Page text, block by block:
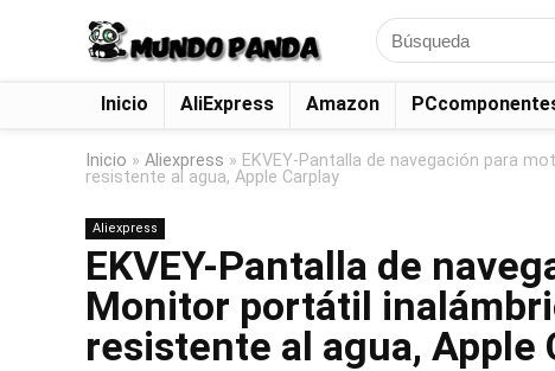
Search
for:
Inicio AliExpress Amazon
Inicio » Aliexpress » EKVEY-Pantalla de navegación para
resistente al agua, Apple Carplay
Aliexpress
EKVEY-Pantalla de
Monitor portátil
resistente al agua, Apple